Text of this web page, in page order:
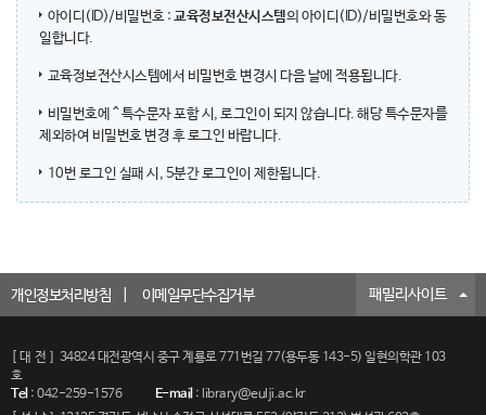
아이디(ID)/비밀번호 : 교육정보전산시스템의 아이디(ID)/비밀번호와 동
일합니다.
교육정보전산시스템에서 비밀번호 변경시 다음 날에 적용됩니다.
비밀번호에 ^ 특수문자 포함 시, 로그인이 되지 않습니다. 해당 특수문자를
제외하여 비밀번호 변경 후 로그인 바랍니다.
10번 로그인 실패 시, 5분간 로그인이 제한됩니다.
개인정보처리방침 이메일무단수집거부 패밀리사이트
[대전]
34824 대전광역시 중구 계룡로 771번길 77(용두동 143-5) 일현의학관 103
호
Tel: 042-259-1576 E-mail: library@eulji.ac.kr